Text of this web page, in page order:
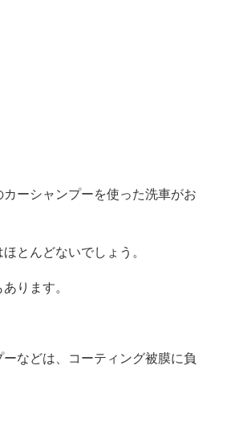
ーシャンプーを使った洗車がお
とんどないでしょう。
ります。
などは、コーティング被膜に負